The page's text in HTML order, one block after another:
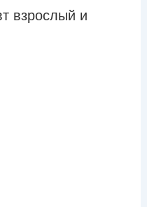
взрослый и